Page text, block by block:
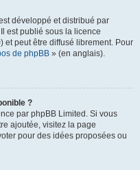
développé et distribué par
est publié sous la licence
et peut être diffusé librement. Pour
de phpBB » (en anglais).
?
par phpBB Limited. Si vous
ajoutée, visitez la page
pour des idées proposées ou